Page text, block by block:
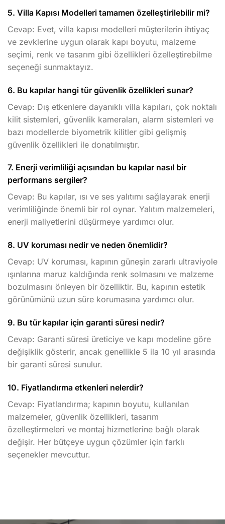
5. Villa Kapısı Modelleri tamamen özelleştirilebilir mi?
Cevap: Evet, villa kapısı modelleri müşterilerin ihtiyaç
ve zevklerine uygun olarak kapı boyutu, malzeme
seçimi, renk ve tasarım gibi özellikleri özelleştirebilme
seçeneği sunmaktayız.
6. Bu kapılar hangi tür güvenlik özellikleri sunar?
Cevap: Dış etkenlere dayanıklı villa kapıları, çok noktalı
kilit sistemleri, güvenlik kameraları, alarm sistemleri ve
bazı modellerde biyometrik kilitler gibi gelişmiş
güvenlik özellikleri ile donatılmıştır.
7. Enerji verimliliği açısından bu kapılar nasıl bir
performans sergiler?
Cevap: Bu kapılar, ısı ve ses yalıtımı sağlayarak enerji
verimliliğinde önemli bir rol oynar. Yalıtım malzemeleri,
enerji maliyetlerini düşürmeye yardımcı olur.
8. UV koruması nedir ve neden önemlidir?
Cevap: UV koruması, kapının güneşin zararlı ultraviyole
ışınlarına maruz kaldığında renk solmasını ve malzeme
bozulmasını önleyen bir özelliktir. Bu, kapının estetik
görünümünü uzun süre korumasına yardımcı olur.
9. Bu tür kapılar için garanti süresi nedir?
Cevap: Garanti süresi üreticiye ve kapı modeline göre
değişiklik gösterir, ancak genellikle 5 ila 10 yıl arasında
bir garanti süresi sunulur.
10. Fiyatlandırma etkenleri nelerdir?
Cevap: Fiyatlandırma; kapının boyutu, kullanılan
malzemeler, güvenlik özellikleri, tasarım
özelleştirmeleri ve montaj hizmetlerine bağlı olarak
değişir. Her bütçeye uygun çözümler için farklı
seçenekler mevcuttur.